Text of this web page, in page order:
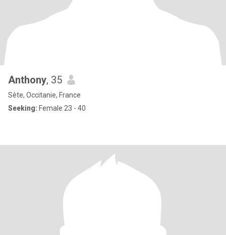
Anthony, 35
Sète, Occitanie, France
Seeking: Female 23 - 40